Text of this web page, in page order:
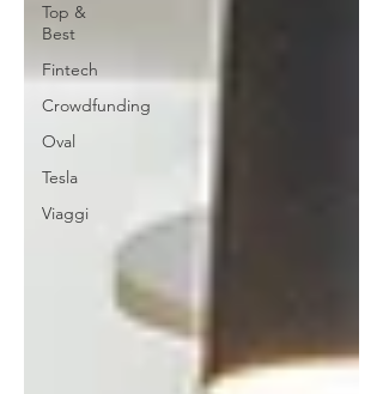
Top &
Best
Fintech
Crowdfunding
Oval
Tesla
Viaggi